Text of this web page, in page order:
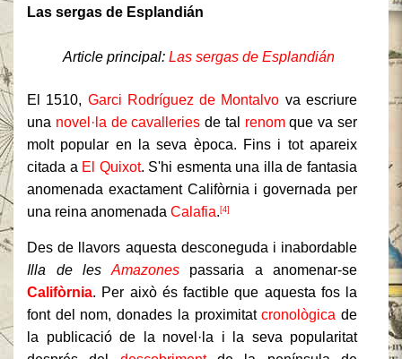
Las sergas de Esplandián
Article principal: Las sergas de Esplandián
El 1510, Garci Rodríguez de Montalvo va escriure
una novel·la de cavalleries de tal renomque va ser
molt popular en la seva època. Fins i tot apareix
citada a El Quixot. S'hi esmenta una illa de fantasia
anomenada exactament Califòrnia i governada per
una reina anomenada Calafia. [4]
Des de llavors aquesta desconeguda i inabordable
Illa de les Amazonespassaria a anomenar-se
Califòrnia. Per això és factible que aquesta fos la
font del nom, donades la proximitatcronològica de
la publicació de la novel·la i la seva popularitat